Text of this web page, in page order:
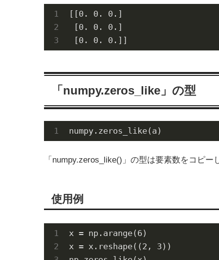
[[0. 0. 0.]
[0. 0. 0.]
[0. 0. 0.]]
「numpy.zeros_like」の型
numpy.zeros_like(a)
「numpy.zeros_like()」の型は要素数をコピ
使用例
x = np.arange( 6 )
x = x.reshape(( 2 , 3 ))